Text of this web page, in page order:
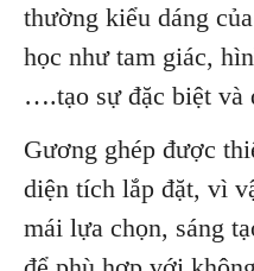
thường kiểu dáng
học như tam giác,
….tạo sự đặc biệt và
Gương ghép được
diện tích lắp đặt, vì
mái lựa chọn, sáng